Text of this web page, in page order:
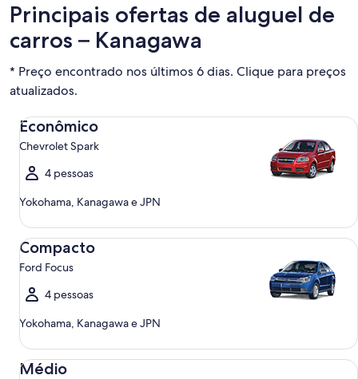
Principais ofertas de aluguel de
carros – Kanagawa
* Preço encontrado nos últimos 6 dias. Clique para preços
atualizados.
Econômico
Chevrolet Spark
4 pessoas
Yokohama, Kanagawa e JPN
Econômico Chevrolet Spark
Compacto
Ford Focus
4 pessoas
Yokohama, Kanagawa e JPN
Compacto Ford Focus
Médio
Médio Toyota Corolla